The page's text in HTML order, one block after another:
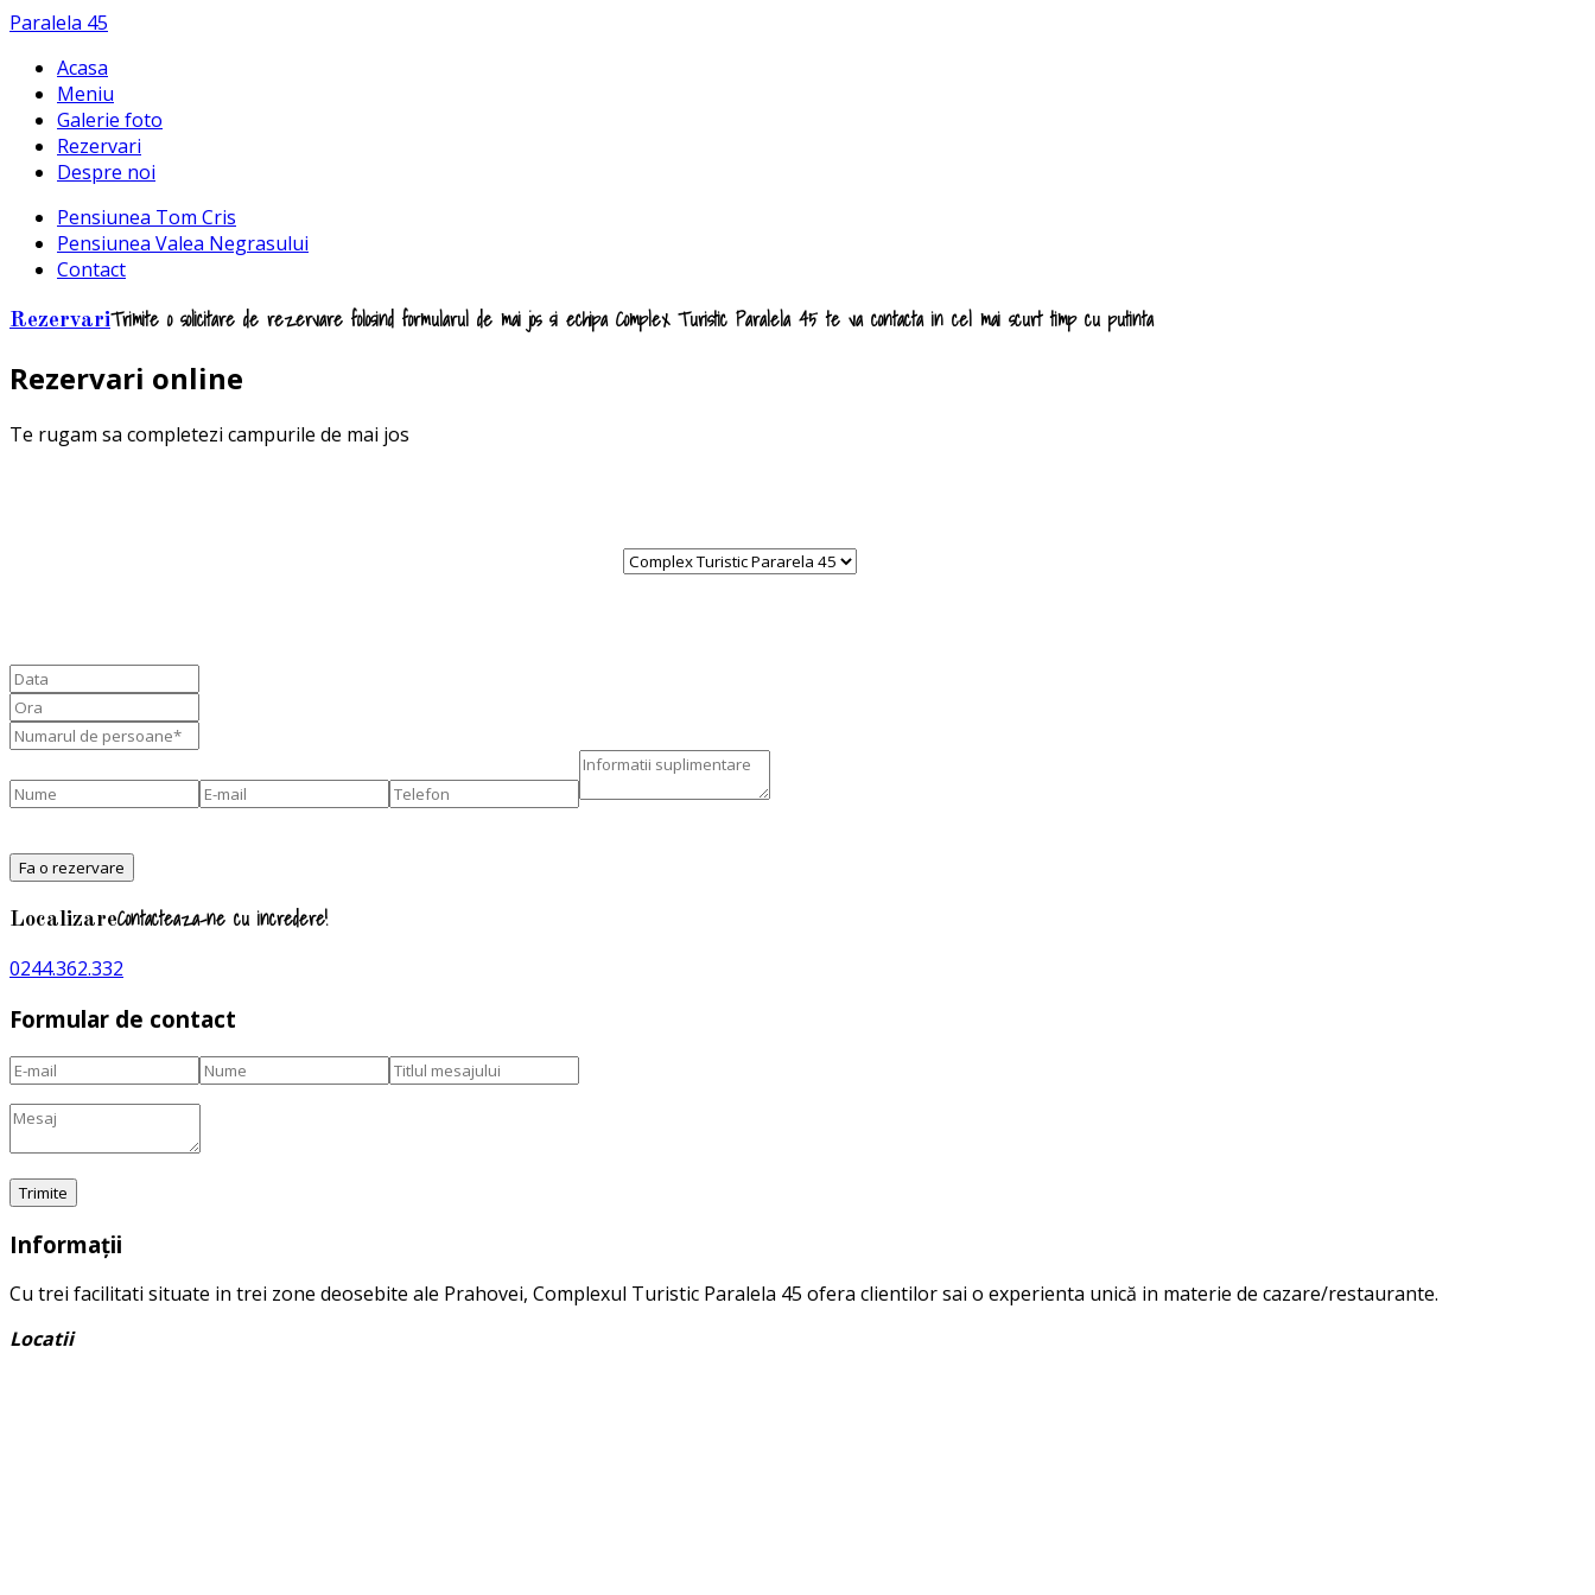
Paralela 45
Acasa
Meniu
Galerie foto
Rezervari
Despre noi
Pensiunea Tom Cris
Pensiunea Valea Negrasului
Contact
RezervariTrimite o solicitare de rezervare folosind formularul de mai jos si echipa Complex Turistic Paralela 45 te va contacta in cel mai scurt timp cu putinta
Rezervari online
Te rugam sa completezi campurile de mai jos
LocalizareContacteaza-ne cu incredere!
0244.362.332
Formular de contact
Informații
Cu trei facilitati situate in trei zone deosebite ale Prahovei, Complexul Turistic Paralela 45 ofera clientilor sai o experienta unică in materie de cazare/restaurante.
Locatii